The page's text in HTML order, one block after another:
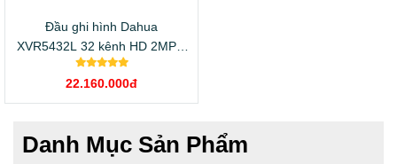
Đầu ghi hình Dahua
XVR5432L 32 kênh HD 2MP +
24/32 kênh IP 2/1MP
22.160.000đ
Danh Mục Sản Phẩm